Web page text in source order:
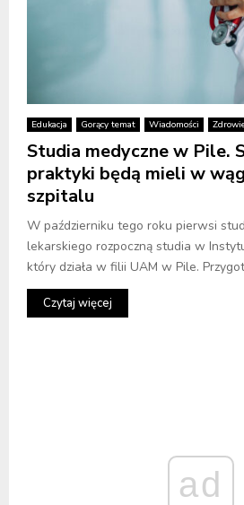
Edukacja Gorący temat Wiadomości
Studia medyczne w Pile.
praktyki będą mieli w
szpitalu
W październiku tego roku pierwsi
lekarskiego rozpoczną studia w
który działa w filii UAM w Pile.
Czytaj więcej
ad